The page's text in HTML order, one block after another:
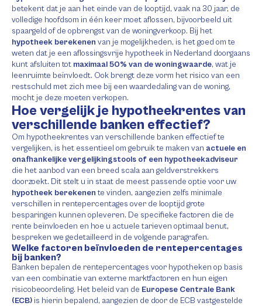
betekent dat je aan het einde van de looptijd, vaak na 30 jaar, de
volledige hoofdsom in één keer moet aflossen, bijvoorbeeld uit
spaargeld of de opbrengst van de woningverkoop. Bij het
hypotheek berekenen van je mogelijkheden, is het goed om te
weten dat je een aflossingsvrije hypotheek in Nederland doorgaans
kunt afsluiten tot maximaal 50% van de woningwaarde, wat je
leenruimte beïnvloedt. Ook brengt deze vorm het risico van een
restschuld met zich mee bij een waardedaling van de woning,
mocht je deze moeten verkopen.
Hoe vergelijk je hypotheekrentes van
verschillende banken effectief?
Om hypotheekrentes van verschillende banken effectief te
vergelijken, is het essentieel om gebruik te maken van actuele en
onafhankelijke vergelijkingstools of een hypotheekadviseur
die het aanbod van een breed scala aan geldverstrekkers
doorzoekt. Dit stelt u in staat de meest passende optie voor uw
hypotheek berekenen te vinden, aangezien zelfs minimale
verschillen in rentepercentages over de looptijd grote
besparingen kunnen opleveren. De specifieke factoren die de
rente beïnvloeden en hoe u actuele tarieven optimaal benut,
bespreken we gedetailleerd in de volgende paragrafen.
Welke factoren beïnvloeden de rentepercentages
bij banken?
Banken bepalen de rentepercentages voor hypotheken op basis
van een combinatie van externe marktfactoren en hun eigen
risicobeoordeling. Het beleid van de Europese Centrale Bank
(ECB) is hierin bepalend, aangezien de door de ECB vastgestelde